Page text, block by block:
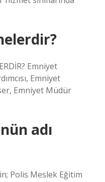
Emniyet
Emniyet
Emniyet Müdür
adı
Polis Meslek Eğitim